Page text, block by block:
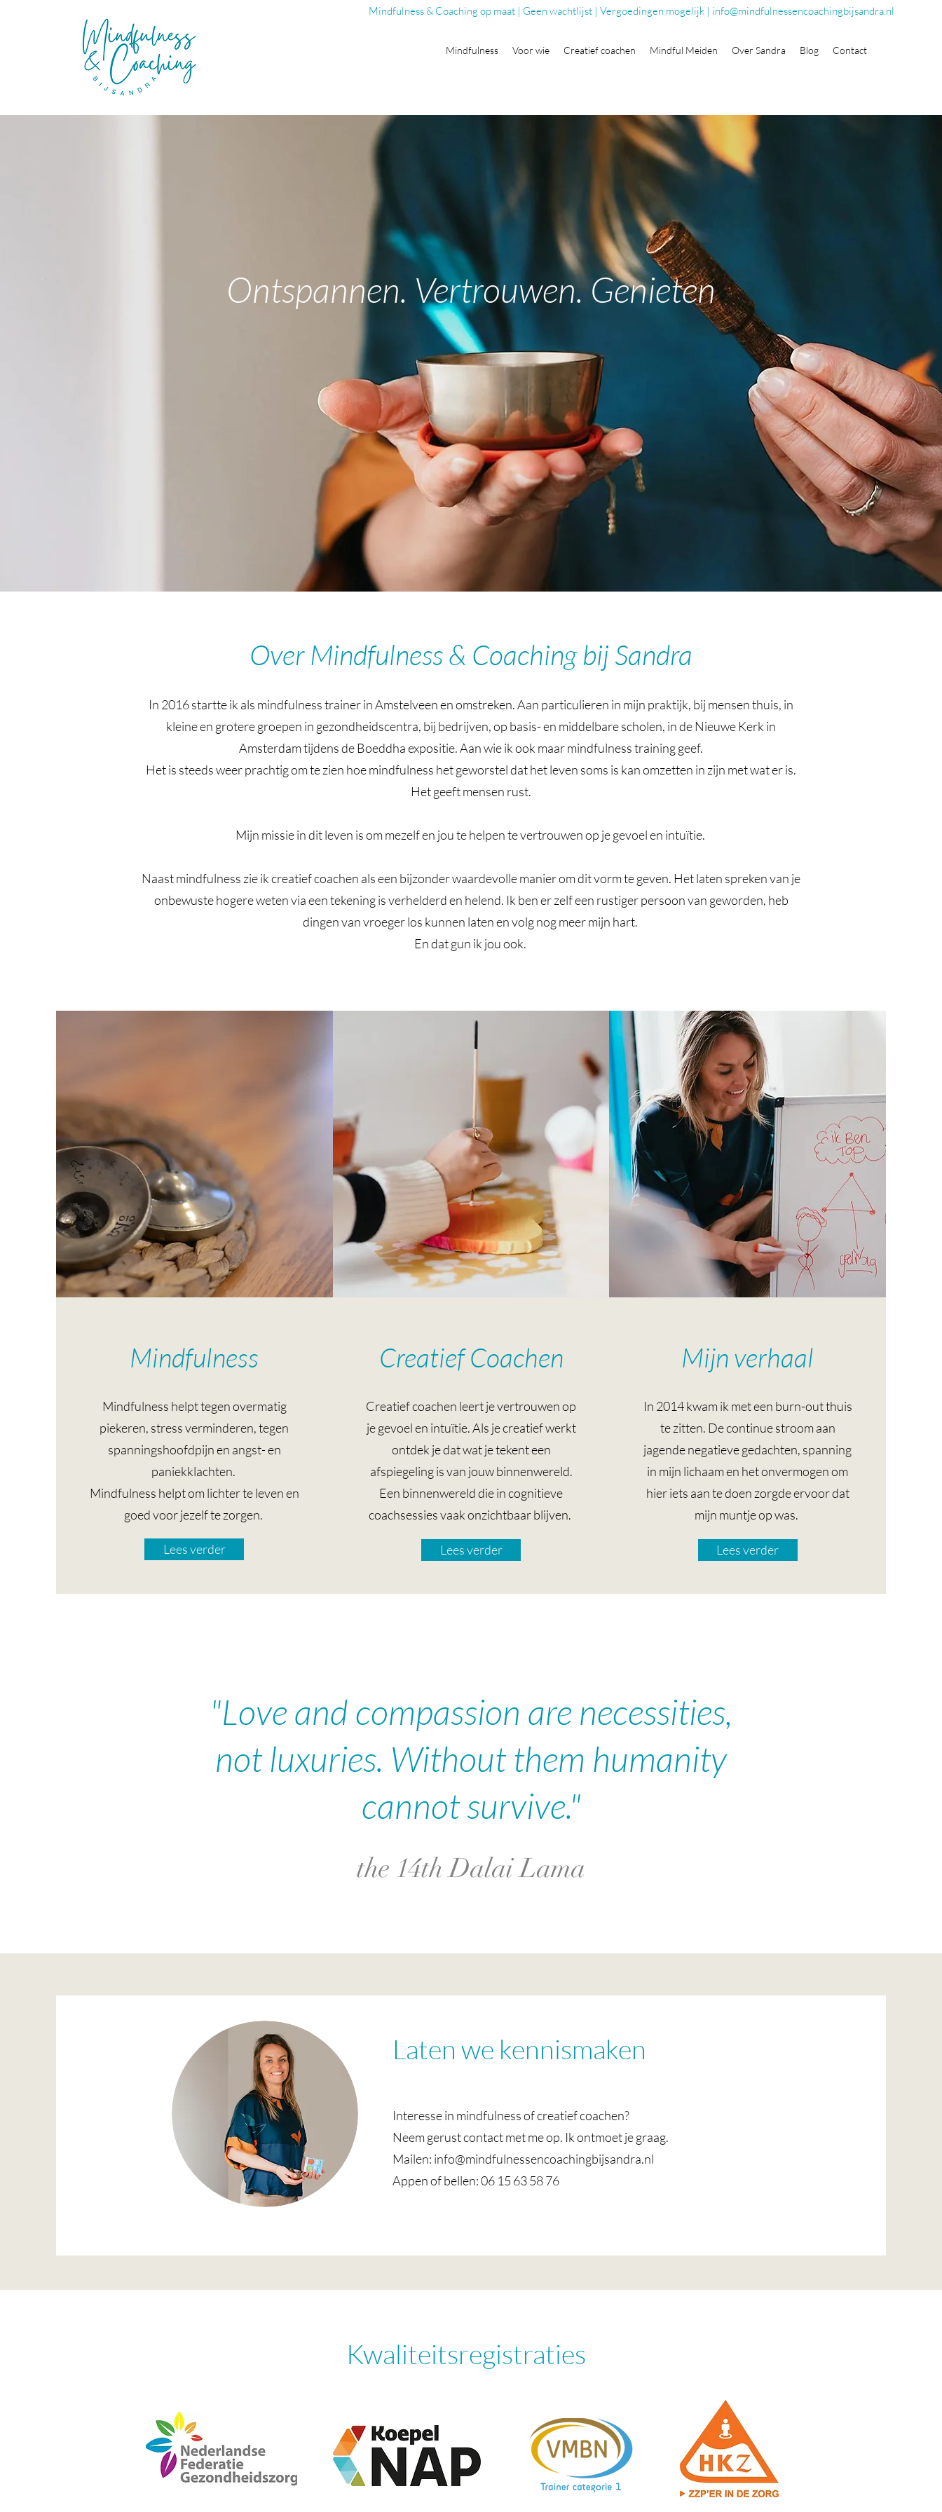
Mindfulness Voor wie Creatief coachen Mindful Meiden Over Sandra Blog Contact
Mindfulness & Coaching op maat | Geen wachtlijst | Vergoedingen mogelijk | info@mindfulnessencoachingbijsandra.nl
Ontspannen. Vertrouwen. Genieten
Over Mindfulness & Coaching bij Sandra
In 2016 startte ik als mindfulness trainer in Amstelveen en omstreken. Aan particulieren in mijn praktijk, bij mensen thuis, in
kleine en grotere groepen in gezondheidscentra, bij bedrijven, op basis- en middelbare scholen, in de Nieuwe Kerk in
Amsterdam tijdens de Boeddha expositie. Aan wie ik ook maar mindfulness training geef.
Het is steeds weer prachtig om te zien hoe mindfulness het geworstel dat het leven soms is kan omzetten in zijn met wat er is.
Het geeft mensen rust.
Mijn missie in dit leven is om mezelf en jou te helpen te vertrouwen op je gevoel en intuïtie.
Naast mindfulness zie ik creatief coachen als een bijzonder waardevolle manier om dit vorm te geven. Het laten spreken van je
onbewuste hogere weten via een tekening is verhelderd en helend. Ik ben er zelf een rustiger persoon van geworden, heb
dingen van vroeger los kunnen laten en volg nog meer mijn hart.
En dat gun ik jou ook.
Mindfulness
Mindfulness helpt tegen overmatig
piekeren, stress verminderen, tegen
spanningshoofdpijn en angst- en
paniekklachten.
Mindfulness helpt om lichter te leven en
goed voor jezelf te zorgen.
Lees verder
Creatief Coachen
Creatief coachen leert je vertrouwen op
je gevoel en intuïtie. Als je creatief werkt
ontdek je dat wat je tekent een
afspiegeling is van jouw binnenwereld.
Een binnenwereld die in cognitieve
coachsessies vaak onzichtbaar blijven.
Lees verder
Mijn verhaal
In 2014 kwam ik met een burn-out thuis
te zitten. De continue stroom aan
jagende negatieve gedachten, spanning
in mijn lichaam en het onvermogen om
hier iets aan te doen zorgde ervoor dat
mijn muntje op was.
Lees verder
"Love and compassion are necessities,
not luxuries. Without them humanity
cannot survive."
the 14th Dalai Lama
Laten we kennismaken
Interesse in mindfulness of creatief coachen?
Neem gerust contact met me op. Ik ontmoet je graag.
Mailen: info@mindfulnessencoachingbijsandra.nl
Appen of bellen: 06 15 63 58 76
Kwaliteitsregistraties